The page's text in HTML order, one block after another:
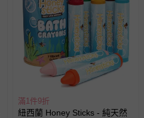
滿1件9折
紐西蘭 Honey Sticks - 純天然